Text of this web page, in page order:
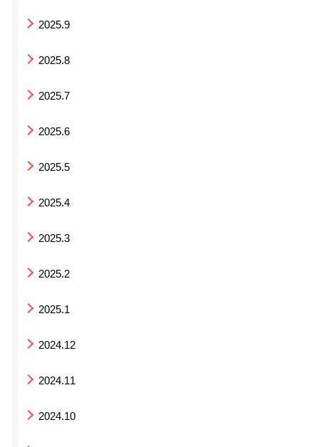
2025.9
2025.8
2025.7
2025.6
2025.5
2025.4
2025.3
2025.2
2025.1
2024.12
2024.11
2024.10